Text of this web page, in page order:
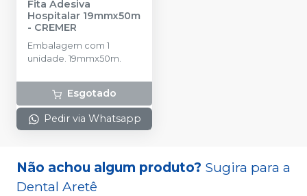
Fita Adesiva
Hospitalar 19mmx50m
- CREMER
Embalagem com 1
unidade. 19mmx50m.
Esgotado
Pedir via Whatsapp
Não achou algum produto? Sugira para a
Dental Aretê